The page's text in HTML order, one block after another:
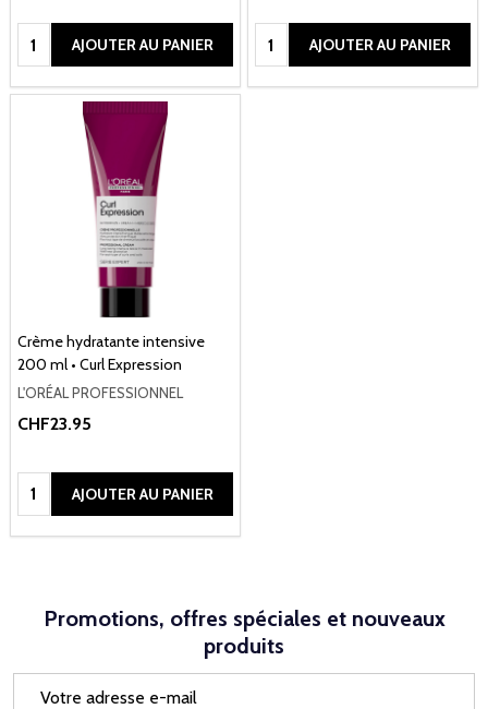
Quantité:AJOUTER AU PANIER Quantité:AJOUTER AU PANIER
Crème hydratante intensive
200 ml • Curl Expression
L'ORÉAL PROFESSIONNEL
CHF23.95
Quantité:AJOUTER AU PANIER
Promotions, offres spéciales et nouveaux
produits